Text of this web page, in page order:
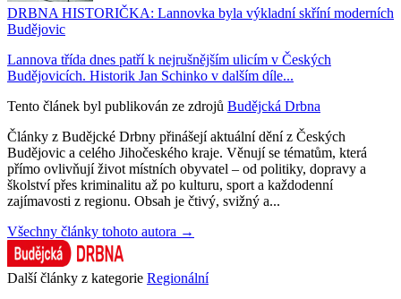
DRBNA HISTORIČKA: Lannovka byla výkladní skříní moderních
Budějovic
Lannova třída dnes patří k nejrušnějším ulicím v Českých
Budějovicích. Historik Jan Schinko v dalším díle...
Tento článek byl publikován ze zdrojů Budějcká Drbna
Články z Budějcké Drbny přinášejí aktuální dění z Českých
Budějovic a celého Jihočeského kraje. Věnují se tématům, která
přímo ovlivňují život místních obyvatel – od politiky, dopravy a
školství přes kriminalitu až po kulturu, sport a každodenní
zajímavosti z regionu. Obsah je čtivý, svižný a...
Všechny články tohoto autora →
Další články z kategorie Regionální